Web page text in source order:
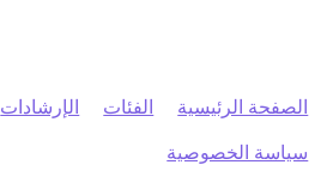
الصفحة الرئيسية الفئات الإرشادات
سياسة الخصوصية